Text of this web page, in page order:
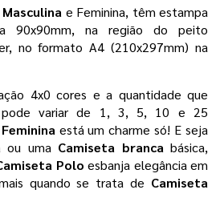
e Feminina, têm estampa
90x90mm, na região do peito
no formato A4 (210x297mm) na
4x0 cores e a quantidade que
pode variar de 1, 3, 5, 10 e 25
está um charme só! E seja
ou uma Camiseta branca básica,
Polo esbanja elegância em
quando se trata de Camiseta